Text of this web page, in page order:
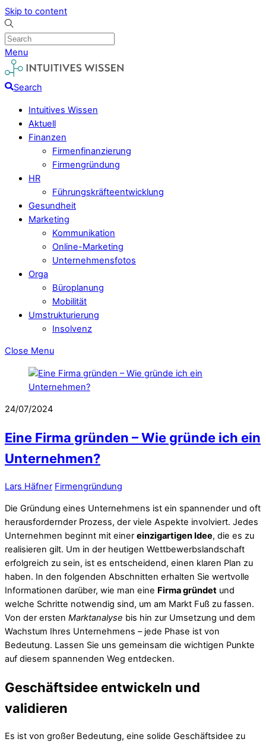
Skip to content
Menu
Search
Intuitives Wissen
Aktuell
Finanzen
Firmenfinanzierung
Firmengründung
HR
Führungskräfteentwicklung
Gesundheit
Marketing
Kommunikation
Online-Marketing
Unternehmensfotos
Orga
Büroplanung
Mobilität
Umstrukturierung
Insolvenz
Close Menu
24/07/2024
Eine Firma gründen – Wie gründe ich ein
Unternehmen?
Lars Häfner Firmengründung
Die Gründung eines Unternehmens ist ein spannender und oft
herausfordernder Prozess, der viele Aspekte involviert. Jedes
Unternehmen beginnt mit einer einzigartigen Idee, die es zu
realisieren gilt. Um in der heutigen Wettbewerbslandschaft
erfolgreich zu sein, ist es entscheidend, einen klaren Plan zu
haben. In den folgenden Abschnitten erhalten Sie wertvolle
Informationen darüber, wie man eine Firma gründet und
welche Schritte notwendig sind, um am Markt Fuß zu fassen.
Von der ersten Marktanalyse bis hin zur Umsetzung und dem
Wachstum Ihres Unternehmens – jede Phase ist von
Bedeutung. Lassen Sie uns gemeinsam die wichtigen Punkte
auf diesem spannenden Weg entdecken.
Geschäftsidee entwickeln und
validieren
Es ist von großer Bedeutung, eine solide Geschäftsidee zu